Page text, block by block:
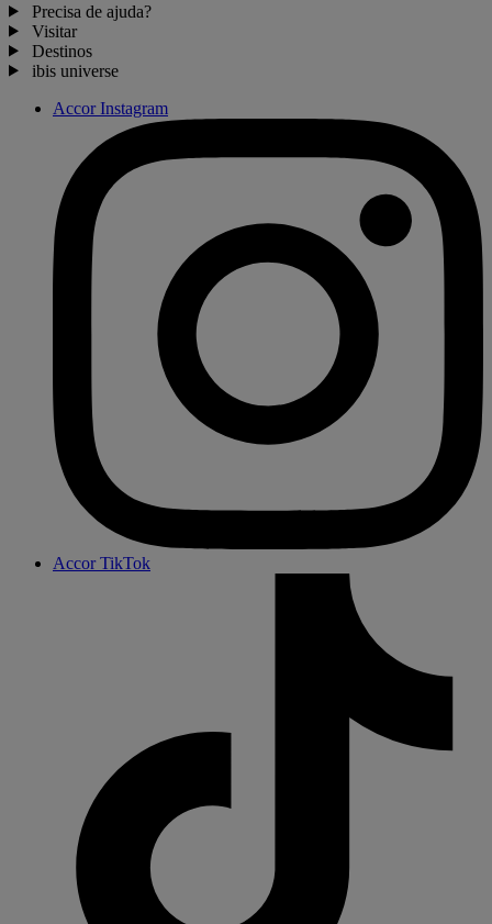
Precisa de ajuda?
Visitar
Destinos
ibis universe
Accor Instagram
Accor TikTok